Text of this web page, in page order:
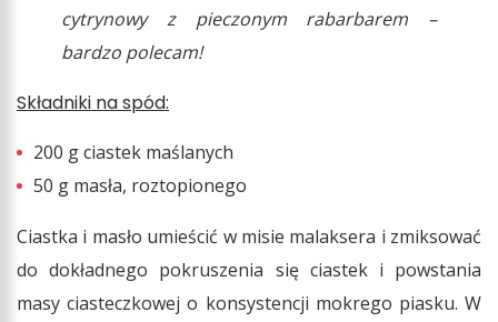
cytrynowy z pieczonym rabarbarem –
bardzo polecam!
Składniki na spód:
200 g ciastek maślanych
50 g masła, roztopionego
Ciastka i masło umieścić w misie malaksera i zmiksować
do dokładnego pokruszenia się ciastek i powstania
masy ciasteczkowej o konsystencji mokrego piasku. W